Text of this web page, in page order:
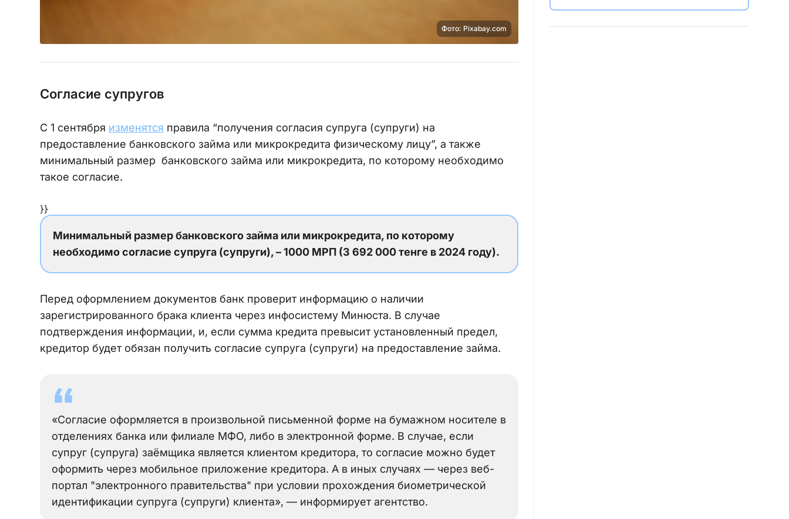
Фото: Pixabay.com
Согласие супругов
С 1 сентября изменятся правила “получения согласия супруга (супруги) на
предоставление банковского займа или микрокредита физическому лицу”, а также
минимальный размер банковского займа или микрокредита, по которому необходимо
такое согласие.
}}
Минимальный размер банковского займа или микрокредита, по которому
необходимо согласие супруга (супруги), – 1000 МРП (3 692 000 тенге в 2024 году).
Перед оформлением документов банк проверит информацию о наличии
зарегистрированного брака клиента через инфосистему Минюста. В случае
подтверждения информации, и, если сумма кредита превысит установленный предел,
кредитор будет обязан получить согласие супруга (супруги) на предоставление займа.
«Согласие оформляется в произвольной письменной форме на бумажном носителе в
отделениях банка или филиале МФО, либо в электронной форме. В случае, если
супруг (супруга) заёмщика является клиентом кредитора, то согласие можно будет
оформить через мобильное приложение кредитора. А в иных случаях — через веб-
портал "электронного правительства" при условии прохождения биометрической
идентификации супруга (супруги) клиента», — информирует агентство.